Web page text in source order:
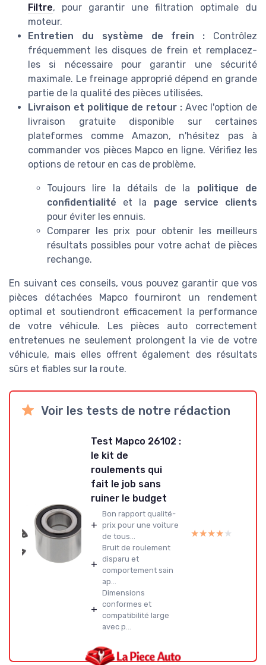
Filtre, pour garantir une filtration optimale du
moteur.
Entretien du système de frein : Contrôlez
fréquemment les disques de frein et remplacez-
les si nécessaire pour garantir une sécurité
maximale. Le freinage approprié dépend en grande
partie de la qualité des pièces utilisées.
Livraison et politique de retour :Avec l'option de
livraison gratuite disponible sur certaines
plateformes comme Amazon, n'hésitez pas à
commander vos pièces Mapco en ligne. Vérifiez les
options de retour en cas de problème.
Toujours lire la détails de la politique de
confidentialité et la page service clients
pour éviter les ennuis.
Comparer les prix pour obtenir les meilleurs
résultats possibles pour votre achat de pièces
rechange.
En suivant ces conseils, vous pouvez garantir que vos
pièces détachées Mapco fourniront un rendement
optimal et soutiendront efficacement la performance
de votre véhicule. Les pièces auto correctement
entretenues ne seulement prolongent la vie de votre
véhicule, mais elles offrent également des résultats
sûrs et fiables sur la route.
Voir les tests de notre rédaction
Test Mapco 26102 :
le kit de
roulements qui
fait le job sans
ruiner le budget
+
Bon rapport qualité-
prix pour une voiture
de tous...
+
Bruit de roulement
disparu et
comportement sain
ap...
+
Dimensions
conformes et
compatibilité large
avec p...
★★★★★
★★★★★